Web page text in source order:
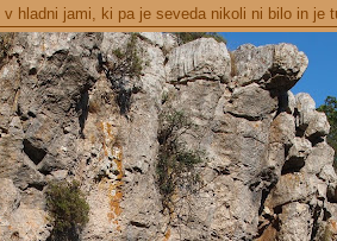
hladni jami, ki pa je seveda nikoli ni bilo in je